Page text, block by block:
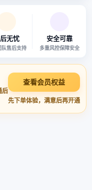
无忧
队售后支持
安全可靠
多重风控保障安全
后
查看会员权益
先下单体验，满意后再开通